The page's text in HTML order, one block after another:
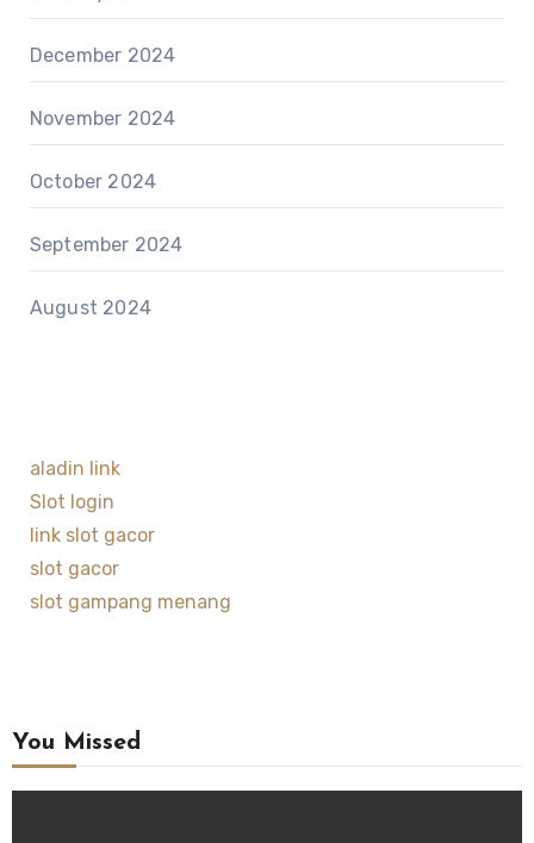
December 2024
November 2024
October 2024
September 2024
August 2024
aladin link
Slot login
link slot gacor
slot gacor
slot gampang menang
You Missed